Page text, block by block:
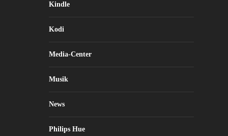
Kindle
Kodi
Media-Center
Musik
News
Philips Hue